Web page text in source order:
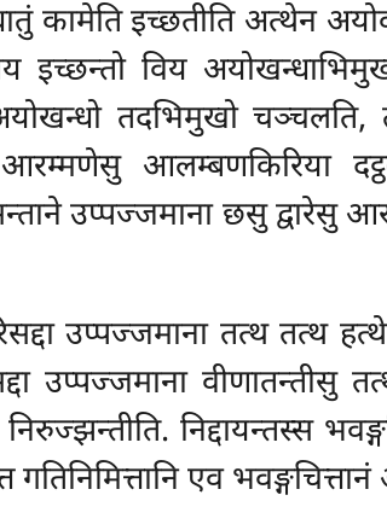
कामेति इच्छतीति अत्थेन
इच्छन्तो विय
तदभिमुखो
आरम्मणेसु
उप्पज्जमाना छसु
उप्पज्जमाना तत्थ
उप्पज्जमाना
निद्दायन्तस्स
गतिनिमित्तानि एव